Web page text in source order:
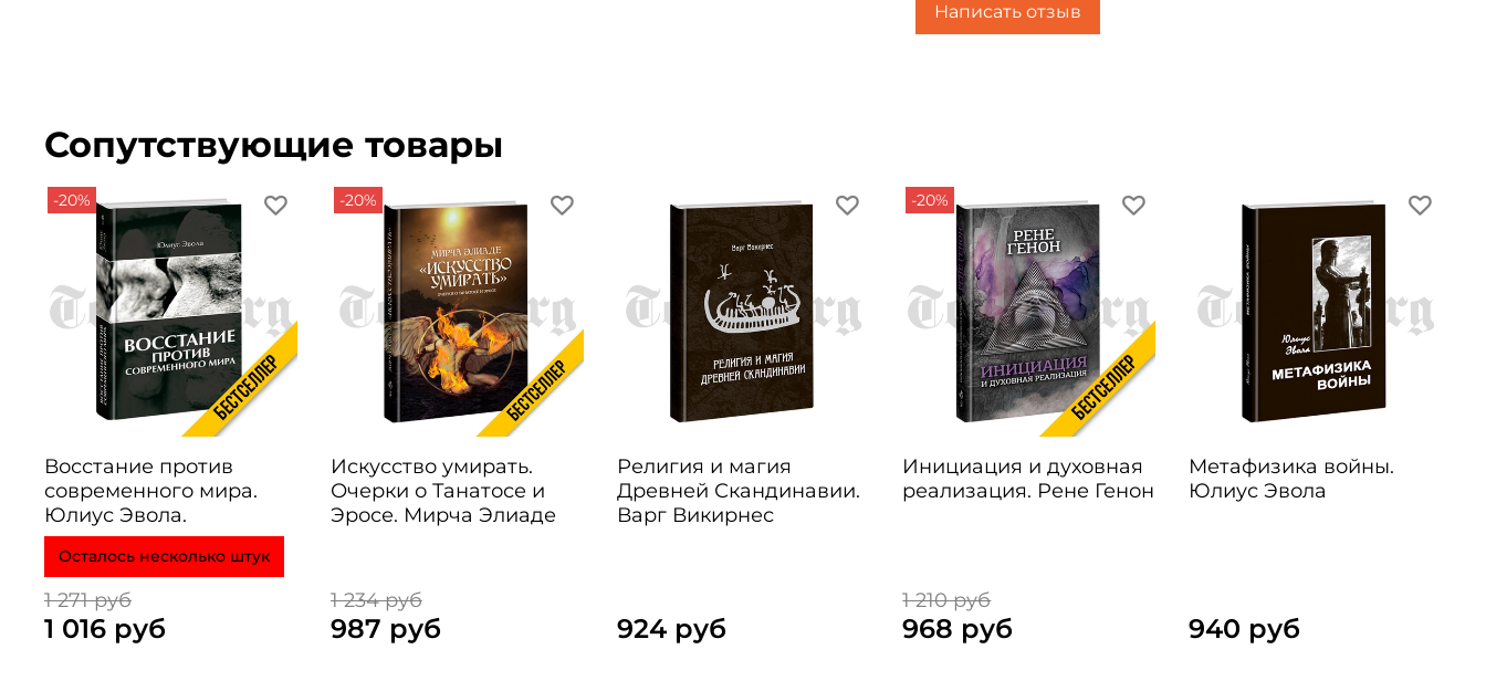
Написать отзыв
Сопутствующие товары
-20%
Восстание против
современного мира.
Юлиус Эвола.
Осталось несколько штук
1 271 руб
1 016 руб
-20%
Искусство умирать.
Очерки о Танатосе и
Эросе. Мирча Элиаде
1 234 руб
987 руб
Религия и магия
Древней Скандинавии.
Варг Викирнес
924 руб
-20%
Инициация и духовная
реализация. Рене Генон
1 210 руб
968 руб
Метафизика войны.
Юлиус Эвола
940 руб